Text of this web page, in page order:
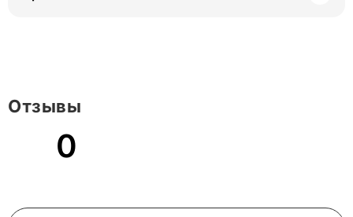
0
Отзывы